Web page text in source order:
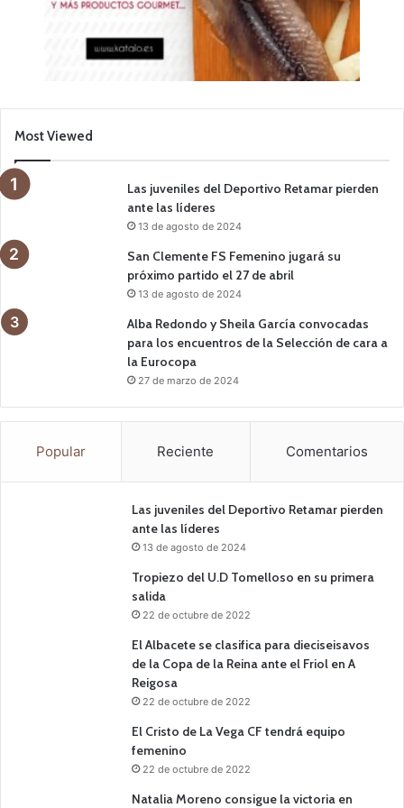
Most Viewed
Las juveniles del Deportivo Retamar pierden
ante las líderes
13 de agosto de 2024
San Clemente FS Femenino jugará su
próximo partido el 27 de abril
13 de agosto de 2024
Alba Redondo y Sheila García convocadas
para los encuentros de la Selección de cara a
la Eurocopa
27 de marzo de 2024
Popular Reciente Comentarios
Las juveniles del Deportivo Retamar pierden
ante las líderes
13 de agosto de 2024
Tropiezo del U.D Tomelloso en su primera
salida
22 de octubre de 2022
El Albacete se clasifica para dieciseisavos
de la Copa de la Reina ante el Friol en A
Reigosa
22 de octubre de 2022
El Cristo de La Vega CF tendrá equipo
femenino
22 de octubre de 2022
Natalia Moreno consigue la victoria en